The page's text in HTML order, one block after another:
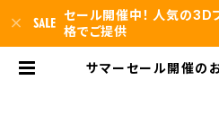
セール開催中！ 人気の3D
格でご提供
サマーセール開催の